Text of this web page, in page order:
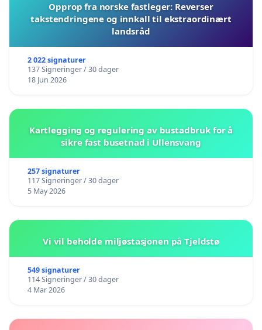
Opprop fra norske fastleger: Reverser
takstendringene og innkall til ekstraordinært
landsråd
2 022 signaturer
137 Signeringer / 30 dager
18 Jun 2026
Kartlegging og regulering av bustadbruk for å
sikre fast busetnad i Ullensvang
257 signaturer
117 Signeringer / 30 dager
5 May 2026
Vi vil beholde miljøstasjonen på Tjeldstø
549 signaturer
114 Signeringer / 30 dager
4 Mar 2026